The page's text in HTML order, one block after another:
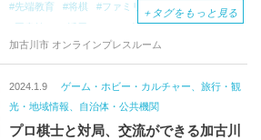
先端教育
将棋
ファミリーサポートセンター
図書館
AI活用 ＩＣＴ教育
地域BWA
見守りカメラ
見守りボランティア
＋ タグをもっと見る
加古川市 オンラインプレスルーム
2024.1.9
ゲーム・ホビー・カルチャー、旅行・観
光・地域情報、自治体・公共機関
プロ棋士と対局、交流ができる加古川